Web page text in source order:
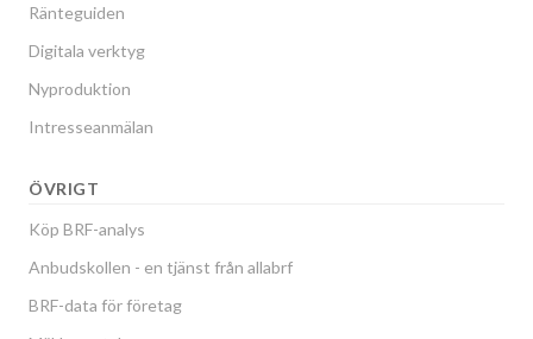
Ränteguiden
Digitala verktyg
Nyproduktion
Intresseanmälan
ÖVRIGT
Köp BRF-analys
Anbudskollen - en tjänst från allabrf
BRF-data för företag